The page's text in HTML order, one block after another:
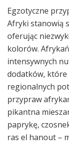
Egzotyczne
Afryki stanowią
oferując
kolorów.
intensywnych
dodatków, które
regionalnych
przypraw
pikantna
paprykę,
ras el hanout –